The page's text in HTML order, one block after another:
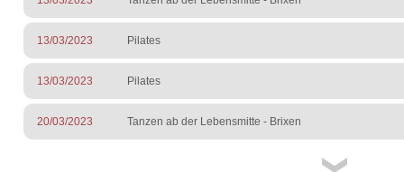
13/03/2023 Pilates
13/03/2023 Pilates
20/03/2023 Tanzen ab der Lebensmitte - Brixen